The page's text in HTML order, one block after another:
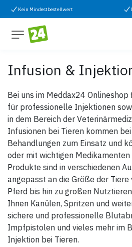
Zum Inhalt springen
Kein Mindestbestellwert
Infusion &
Bei uns im Meddax24 Onlineshop
für professionelle Injektionen
in dem Bereich der
Infusionen bei Tieren kommen
Behandlungen zum Einsatz und
oder mit wichtigen Medikamenten
Produkte sind in verschiedenen
angepasst an die Größe der
Pferd bis hin zu großen
Ihnen Kanülen, Spritzen und
sichere und professionelle
Impfpistolen und vieles mehr im
Injektion bei Tieren.